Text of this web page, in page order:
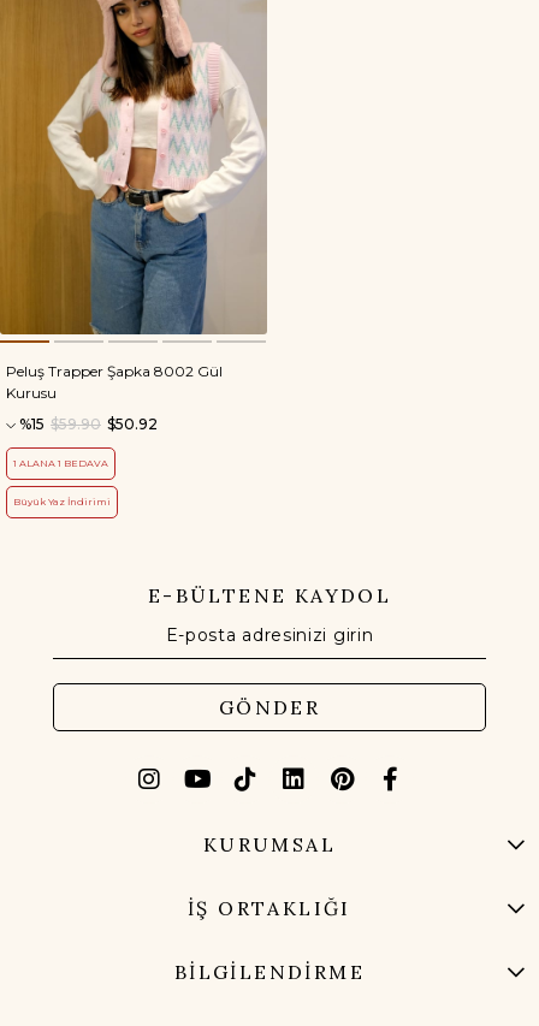
Peluş Trapper Şapka 8002 Gül
Kurusu
%15
$50.92
$59.90
1 ALANA 1 BEDAVA
Büyük Yaz İndirimi
E-BÜLTENE KAYDOL
GÖNDER
KURUMSAL
İŞ ORTAKLIĞI
BİLGİLENDİRME